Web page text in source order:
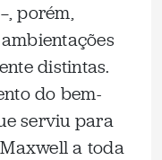
porém,
distintas.
do bem-
serviu para
a toda